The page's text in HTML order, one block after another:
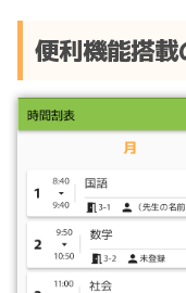
便利機能搭